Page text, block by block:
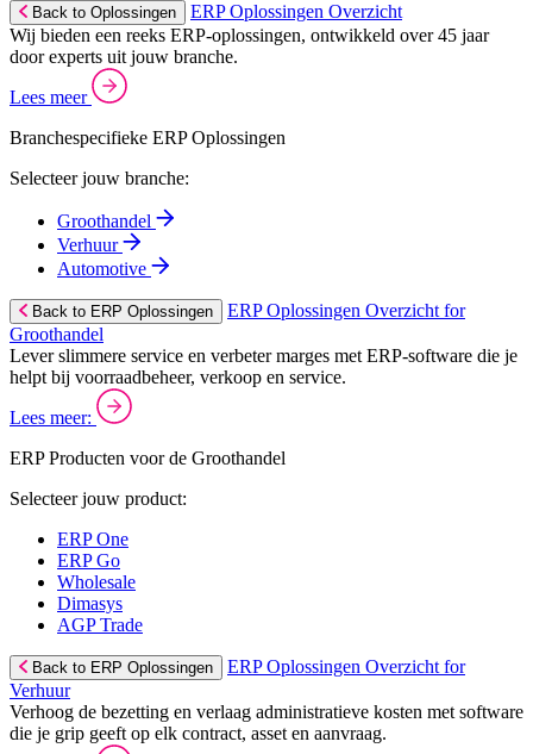
Back to Oplossingen
ERP Oplossingen Overzicht
Wij bieden een reeks ERP-oplossingen, ontwikkeld over 45 jaar
door experts uit jouw branche.
Lees meer
Branchespecifieke ERP Oplossingen
Selecteer jouw branche:
Groothandel
Verhuur
Automotive
Back to ERP Oplossingen
ERP Oplossingen Overzicht for
Groothandel
Lever slimmere service en verbeter marges met ERP-software die je
helpt bij voorraadbeheer, verkoop en service.
Lees meer:
ERP Producten voor de Groothandel
Selecteer jouw product:
ERP One
ERP Go
Wholesale
Dimasys
AGP Trade
Back to ERP Oplossingen
ERP Oplossingen Overzicht for
Verhuur
Verhoog de bezetting en verlaag administratieve kosten met software
die je grip geeft op elk contract, asset en aanvraag.